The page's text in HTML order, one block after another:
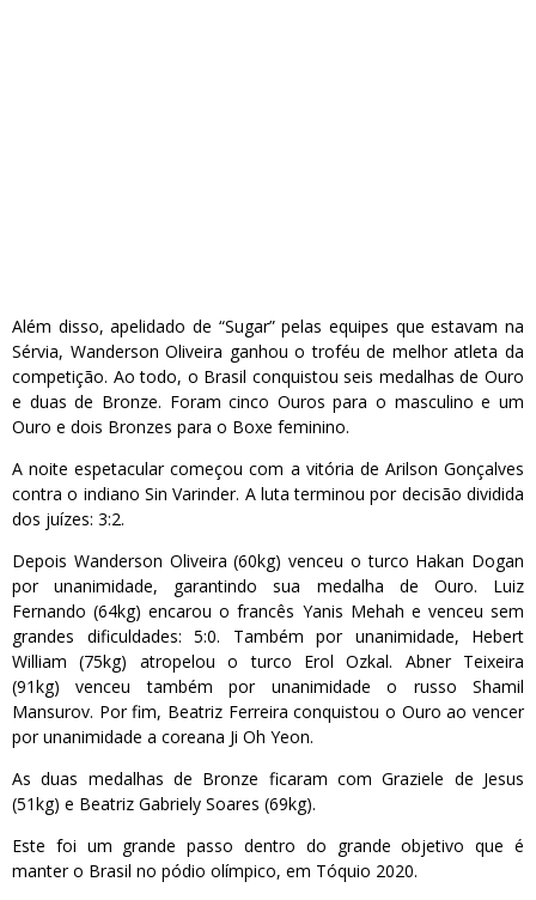
Além disso, apelidado de “Sugar” pelas equipes que estavam na
Sérvia, Wanderson Oliveira ganhou o troféu de melhor atleta da
competição. Ao todo, o Brasil conquistou seis medalhas de Ouro
e duas de Bronze. Foram cinco Ouros para o masculino e um
Ouro e dois Bronzes para o Boxe feminino.
A noite espetacular começou com a vitória de Arilson Gonçalves
contra o indiano Sin Varinder. A luta terminou por decisão dividida
dos juízes: 3:2.
Depois Wanderson Oliveira (60kg) venceu o turco Hakan Dogan
por unanimidade, garantindo sua medalha de Ouro. Luiz
Fernando (64kg) encarou o francês Yanis Mehah e venceu sem
grandes dificuldades: 5:0. Também por unanimidade, Hebert
William (75kg) atropelou o turco Erol Ozkal. Abner Teixeira
(91kg) venceu também por unanimidade o russo Shamil
Mansurov. Por fim, Beatriz Ferreira conquistou o Ouro ao vencer
por unanimidade a coreana Ji Oh Yeon.
As duas medalhas de Bronze ficaram com Graziele de Jesus
(51kg) e Beatriz Gabriely Soares (69kg).
Este foi um grande passo dentro do grande objetivo que é
manter o Brasil no pódio olímpico, em Tóquio 2020.